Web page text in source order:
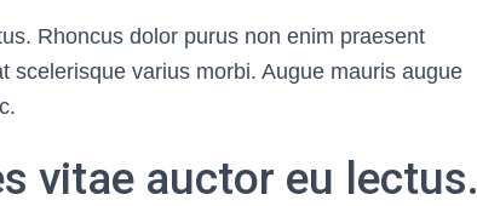
Rhoncus dolor purus non enim praesent
scelerisque varius morbi. Augue mauris augue
vitae auctor eu lectus.